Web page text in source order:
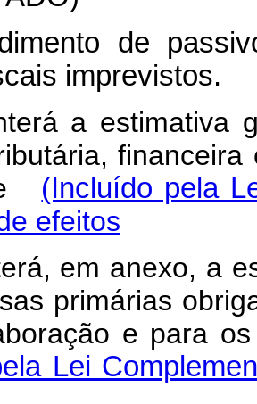
de
imprevistos.
a estimativa
e (Incluído pela
efeitos
em anexo, a
primárias
e para
Lei